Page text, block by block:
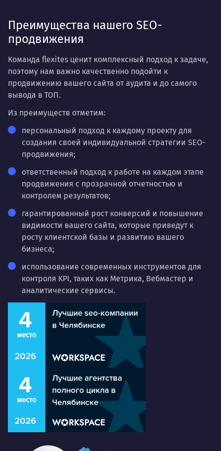
Преимущества нашего SEO-
продвижения
Команда flexites ценит комплексный подход к задаче,
поэтому нам важно качественно подойти к
продвижению вашего сайта от аудита и до самого
вывода в ТОП.
Из преимуществ отметим:
персональный подход к каждому проекту для
создания своей индивидуальной стратегии SEO-
продвижения;
ответственный подход к работе на каждом этапе
продвижения с прозрачной отчетностью и
контролем результатов;
гарантированный рост конверсий и повышение
видимости вашего сайта, которые приведут к
росту клиентской базы и развитию вашего
бизнеса;
использование современных инструментов для
контроля KPI, таких как Метрика, Вебмастер и
аналитические сервисы.